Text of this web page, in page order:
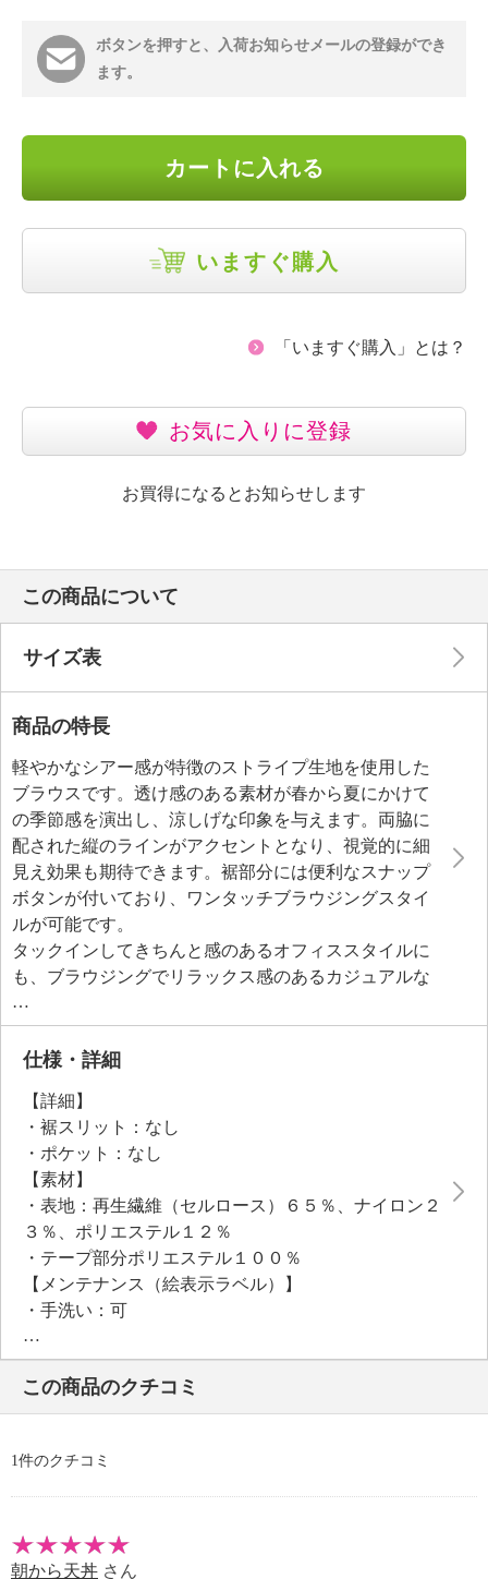
ボタンを押すと、入荷お知らせメールの登録ができ
ます。
カートに入れる
いますぐ購入
「いますぐ購入」とは？
お気に入りに登録
お買得になるとお知らせします
この商品について
サイズ表
商品の特長
軽やかなシアー感が特徴のストライプ生地を使用した
ブラウスです。透け感のある素材が春から夏にかけて
の季節感を演出し、涼しげな印象を与えます。両脇に
配された縦のラインがアクセントとなり、視覚的に細
見え効果も期待できます。裾部分には便利なスナップ
ボタンが付いており、ワンタッチブラウジングスタイ
ルが可能です。
タックインしてきちんと感のあるオフィススタイルに
も、ブラウジングでリラックス感のあるカジュアルな
着こなしにも対応できる万能アイテムです。
仕様・詳細
【詳細】
・裾スリット：なし
・ポケット：なし
【素材】
・表地：再生繊維（セルロース）６５％、ナイロン２
３％、ポリエステル１２％
・テープ部分ポリエステル１００％
【メンテナンス（絵表示ラベル）】
・手洗い：可
・漂白処理：塩素系・酸素系漂白不可
・タンブル乾燥：不可
・自然乾燥：日陰の吊り干し
・アイロン仕上げ：可（中温）
・ウエットクリーニング：可
【個体差あり】
【原産国（地）】
・中国製
この商品のクチコミ
1件のクチコミ
朝から天丼 さん